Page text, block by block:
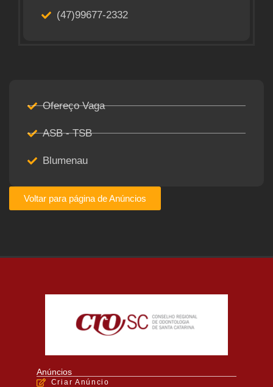
(47)99677-2332
Ofereço Vaga
ASB - TSB
Blumenau
Voltar para página de Anúncios
Anúncios
Criar Anúncio